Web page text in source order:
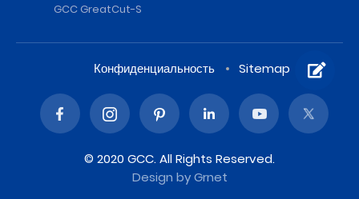
GCC GreatCut-S
Конфиденциальность Sitemap
© 2020 GCC. All Rights Reserved.
Design by Grnet